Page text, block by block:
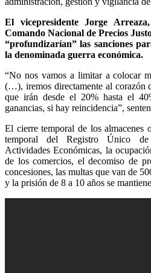
El vicepresidente Jorge
Comando Nacional de Precios
“profundizarían” las sanciones
la denominada guerra económica.
“No nos vamos a limitar a colocar
(…), iremos directamente al corazón
que irán desde el 20% hasta el
ganancias, si hay reincidencia”,
El cierre temporal de los almacenes
temporal del Registro Único de
Actividades Económicas, la
de los comercios, el decomiso de
concesiones, las multas que van de
y la prisión de 8 a 10 años se